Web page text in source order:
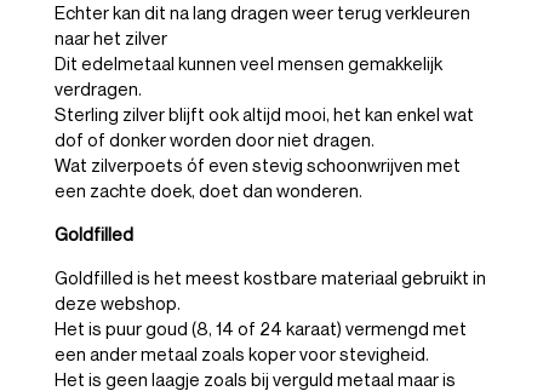
Echter kan dit na lang dragen weer terug verkleuren
naar het zilver
Dit edelmetaal kunnen veel mensen gemakkelijk
verdragen.
Sterling zilver blijft ook altijd mooi, het kan enkel wat
dof of donker worden door niet dragen.
Wat zilverpoets óf even stevig schoonwrijven met
een zachte doek, doet dan wonderen.
Goldfilled
Goldfilled is het meest kostbare materiaal gebruikt in
deze webshop.
Het is puur goud (8, 14 of 24 karaat) vermengd met
een ander metaal zoals koper voor stevigheid.
Het is geen laagje zoals bij verguld metaal maar is